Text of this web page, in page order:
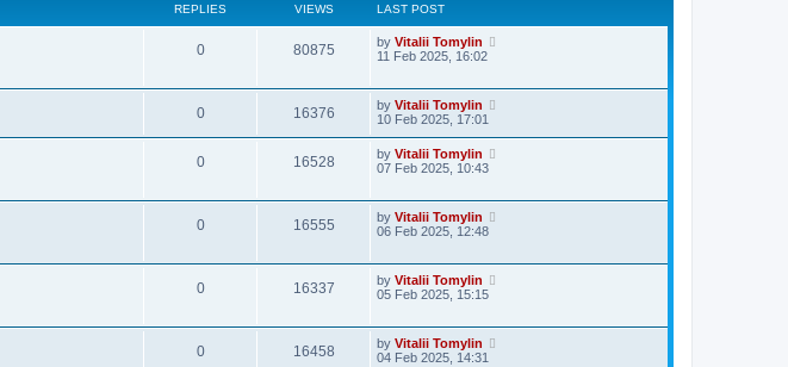
REPLIES VIEWS LAST POST
0 80875 by Vitalii Tomylin
11 Feb 2025, 16:02
0 16376 by Vitalii Tomylin
10 Feb 2025, 17:01
0 16528 by Vitalii Tomylin
07 Feb 2025, 10:43
0 16555 by Vitalii Tomylin
06 Feb 2025, 12:48
0 16337 by Vitalii Tomylin
05 Feb 2025, 15:15
0 16458 by Vitalii Tomylin
04 Feb 2025, 14:31